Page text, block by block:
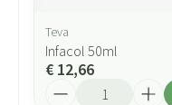
Teva
Infacol 50ml
€ 12,66